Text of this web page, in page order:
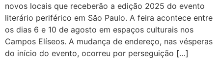
novos locais que receberão a edição 2025 do evento
literário periférico em São Paulo. A feira acontece entre
os dias 6 e 10 de agosto em espaços culturais nos
Campos Elíseos. A mudança de endereço, nas vésperas
do início do evento, ocorreu por perseguição […]